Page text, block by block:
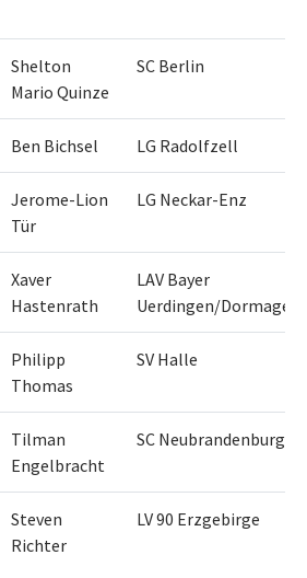
Shelton
Mario Quinze
SC Berlin
Ben Bichsel LG Radolfzell
Jerome-Lion
Tür
LG Neckar-Enz
Xaver
Hastenrath
LAV Bayer
Uerdingen/Dormagen
Philipp
Thomas
SV Halle
Tilman
Engelbracht
SC Neubrandenburg
Steven
Richter
LV 90 Erzgebirge